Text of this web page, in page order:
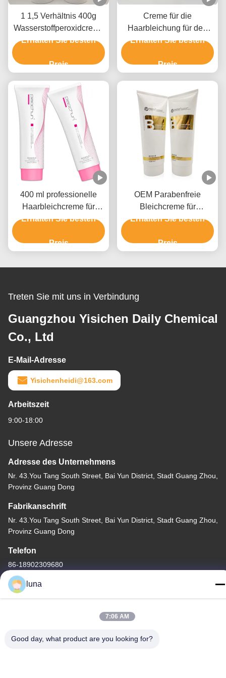
1 1,5 Verhältnis 400g
Wasserstoffperoxidcreme
für Haarfarbmittel GMPC-
Erhalten Sie besten
Preis
Creme für die
Haarbleichung für den
Salongebrauch 9 Stufen
Erhalten Sie besten
Preis
400 ml professionelle
Haarbleichcreme für
Männer und Frauen bis 9
Erhalten Sie besten
Preis
OEM Parabenfreie
Bleichcreme für
Haarfarbe mit
Erhalten Sie besten
Preis
Treten Sie mit uns in Verbindung
Guangzhou Yisichen Daily Chemical
Co., Ltd
E-Mail-Adresse
Yisichenheidi@163.com
Arbeitszeit
9:00-18:00
Unsere Adresse
Adresse des Unternehmens
Nr. 43.You Tang South Street, Bai Yun District, Stadt Guang Zhou,
Provinz Guang Dong
Fabrikanschrift
Nr. 43.You Tang South Street, Bai Yun District, Stadt Guang Zhou,
Provinz Guang Dong
Telefon
86-18902309680
Copyright-© -2026 Guangzhou Yisichen Daily Chemical Co., Ltd .
luna
7:06 AM
Good day, what product are you looking for?